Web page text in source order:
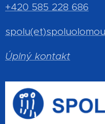
+420 585 228 686
Úplný kontakt